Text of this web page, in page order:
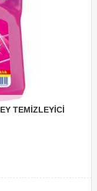
TEMİZLEYİCİ